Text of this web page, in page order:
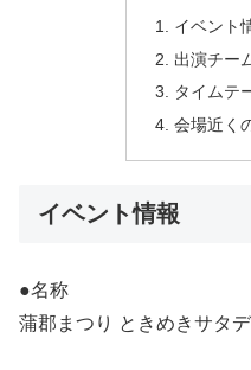
イベント
出演チー
タイムテ
会場近く
イベント情報
●名称
蒲郡まつり ときめきサタ